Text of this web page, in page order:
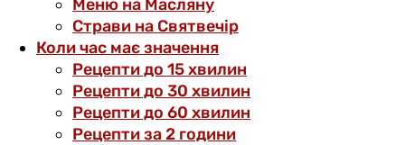
Меню на Масляну
Страви на Святвечір
Коли час має значення
Рецепти до 15 хвилин
Рецепти до 30 хвилин
Рецепти до 60 хвилин
Рецепти за 2 години